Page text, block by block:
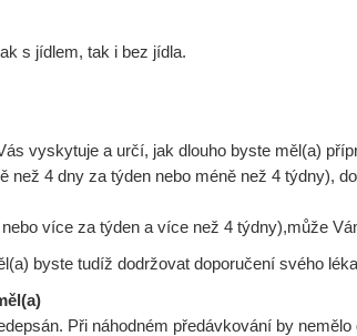
s jídlem, tak i bez jídla.
vyskytuje a určí, jak dlouho byste měl(a)
4 dny za týden nebo méně než 4 týdny),
více za týden a více než 4 týdny),může
byste tudíž dodržovat doporučení svého
Při náhodném předávkování by